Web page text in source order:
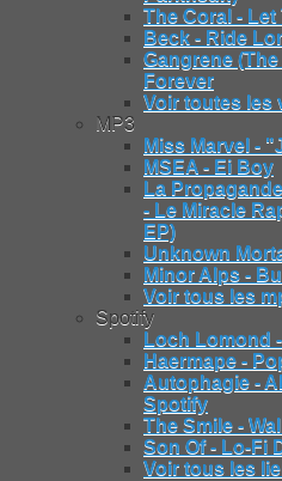
The Coral -
Beck - Ride
Gangrene
Forever
Voir toutes les
MP3
Miss Marvel -
MSEA - Ei Boy
La
- Le Miracle
EP)
Unknown
Minor Alps -
Voir tous les
Spotify
Loch Lomond
Haermape -
Autophagie -
Spotify
The Smile -
Son Of - Lo-Fi
Voir tous les